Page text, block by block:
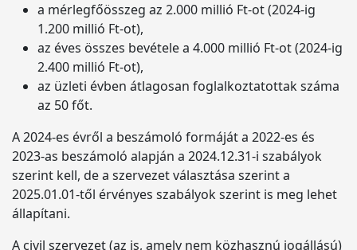
a mérlegfőösszeg az 2.000 millió Ft-ot (2024-ig
1.200 millió Ft-ot),
az éves összes bevétele a 4.000 millió Ft-ot (2024-ig
2.400 millió Ft-ot),
az üzleti évben átlagosan foglalkoztatottak száma
az 50 főt.
A 2024-es évről a beszámoló formáját a 2022-es és
2023-as beszámoló alapján a 2024.12.31-i szabályok
szerint kell, de a szervezet választása szerint a
2025.01.01-től érvényes szabályok szerint is meg lehet
állapítani.
A civil szervezet (az is, amely nem közhasznú jogállású)